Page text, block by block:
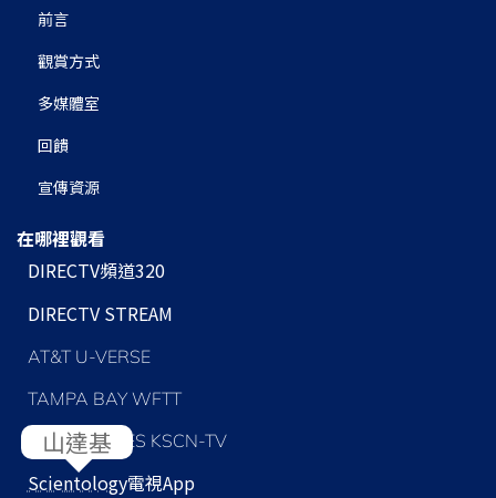
前言
觀賞方式
多媒體室
回饋
宣傳資源
在哪裡觀看
DIRECTV頻道320
DIRECTV STREAM
AT&T U-VERSE
TAMPA BAY WFTT
LOS ANGELES KSCN-TV
Scientology電視App